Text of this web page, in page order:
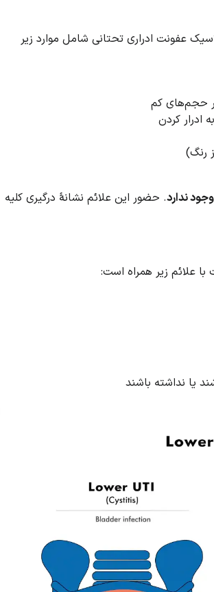
عفونت ادراری تحتانی شامل موارد زیر
در حجم‌های کم
ادرار کردن
رنگ)
ندارد. حضور این علائم نشانهٔ درگیری کلیه
با علائم زیر همراه است: